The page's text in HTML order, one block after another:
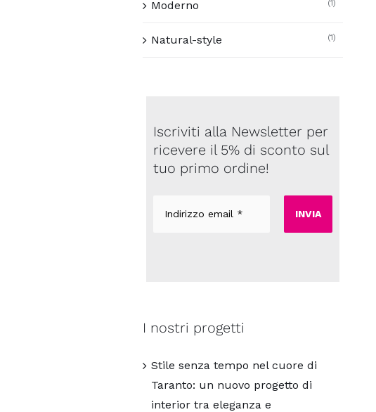
Moderno (1)
Natural-style (1)
Iscriviti alla Newsletter per
ricevere il 5% di sconto sul
tuo primo ordine!
email
I nostri progetti
Stile senza tempo nel cuore di
Taranto: un nuovo progetto di
interior tra eleganza e